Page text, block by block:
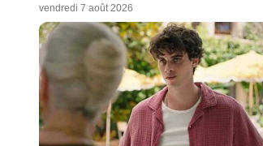
vendredi 7 août 2026